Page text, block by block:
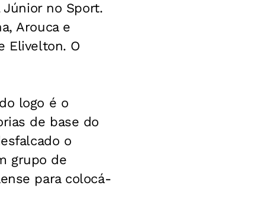
no Sport.
Arouca e
Elivelton. O
logo é o
de base do
o
grupo de
para colocá-